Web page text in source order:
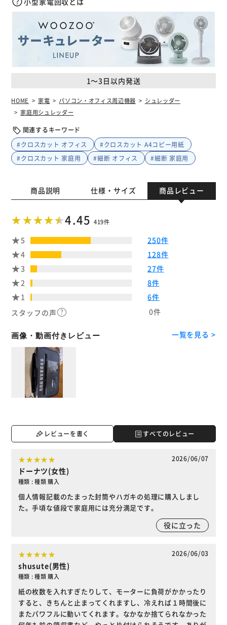
1～3日以内発送
HOME 家電 パソコン・オフィス周辺機器
シュレッダー
家庭用シュレッダー
関連するキーワード
#クロスカット オフィス
#クロスカット A4コピー用紙
#クロスカット 家庭用
#細断 オフィス #細断 家庭用
商品説明 仕様・サイズ 商品レビュー
4.45 419件
5
250件
4
128件
3
27件
2
8件
1
6件
スタッフの声
0件
画像・動画付きレビュー 一覧を見る >
レビューを書く すべてのレビュー
2026/06/07
ドーナツ(女性)
種類 : 種類 購入
個人情報記載のたまった封筒やハガキの処理に購入しまし
た。手頃な値段で家庭用には充分満足です。
役に立った
2026/06/03
shusute(男性)
種類 : 種類 購入
紙の枚数を入れすぎたりして、モーターに負荷がかかったり
すると、きちんと止まってくれますし、冷えれば１時間後に
またパワフルに動いてくれます。なかなか捨てられなかった